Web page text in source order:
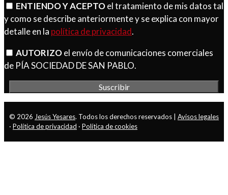
ENTIENDO Y ACEPTOel tratamiento de mis datos tal
y como se describe anteriormente y se explica con mayor
detalle en la política de privacidad.
AUTORIZOel envío de comunicaciones comerciales
de PÍA SOCIEDAD DE SAN PABLO.
© 2026 Jesús Yesares. Todos los derechos reservados | Avisos legales
· Política de privacidad · Política de cookies